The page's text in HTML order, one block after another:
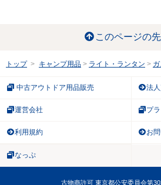
このページの
トップ キャンプ用品 ライト・ランタン
中古アウトドア用品販売 法
運営会社 プ
利用規約 お
なっぷ
古物商許可 東京都公安委員会第